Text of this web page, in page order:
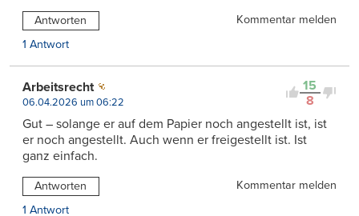
Antworten
Kommentar melden
1 Antwort
15
8
Arbeitsrecht
06.04.2026 um 06:22
Gut – solange er auf dem Papier noch angestellt ist, ist
er noch angestellt. Auch wenn er freigestellt ist. Ist
ganz einfach.
Antworten
Kommentar melden
1 Antwort